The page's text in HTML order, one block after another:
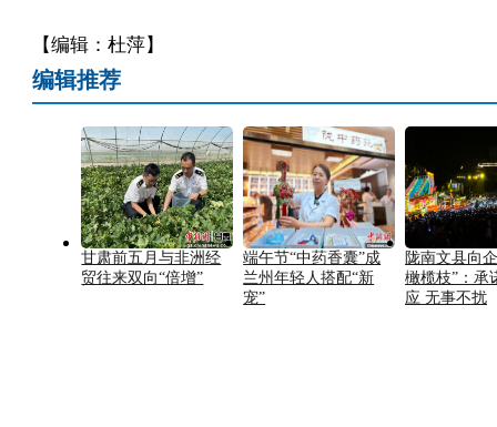
【编辑：杜萍】
编辑推荐
甘肃前五月与非洲经
贸往来双向“倍增”
端午节“中药香囊”成
兰州年轻人搭配“新
宠”
陇南文县向
橄榄枝”：承
应 无事不扰